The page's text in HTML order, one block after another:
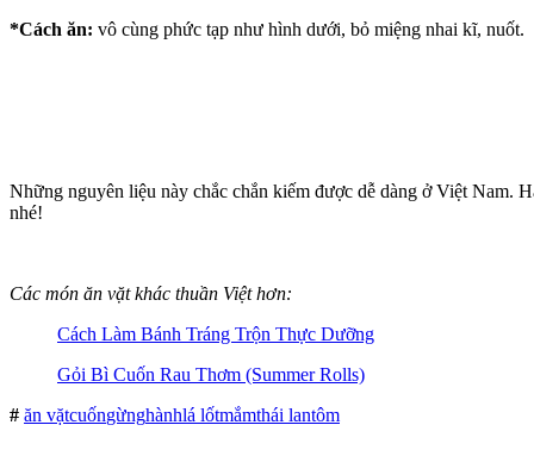
*Cách ăn: vô cùng phức tạp như hình dưới, bỏ miệng nhai kĩ, nuốt.
Những nguyên liệu này chắc chắn kiếm được dễ dàng ở Việt Nam.
nhé!
Các món ăn vặt khác thuần Việt hơn:
Cách Làm Bánh Tráng Trộn Thực Dưỡng
Gỏi Bì Cuốn Rau Thơm (Summer Rolls)
# ăn vặtcuốngừnghànhlá lốtmắmthái lantôm